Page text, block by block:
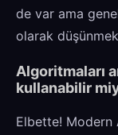
de var ama
olarak
Algoritmaları
kullanabilir
Elbette! Modern